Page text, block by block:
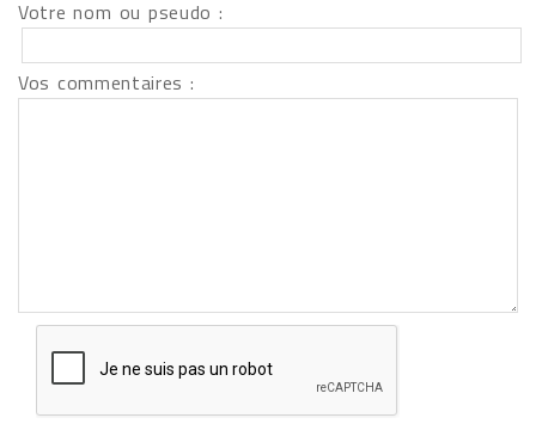
Votre nom ou pseudo :
Vos commentaires :